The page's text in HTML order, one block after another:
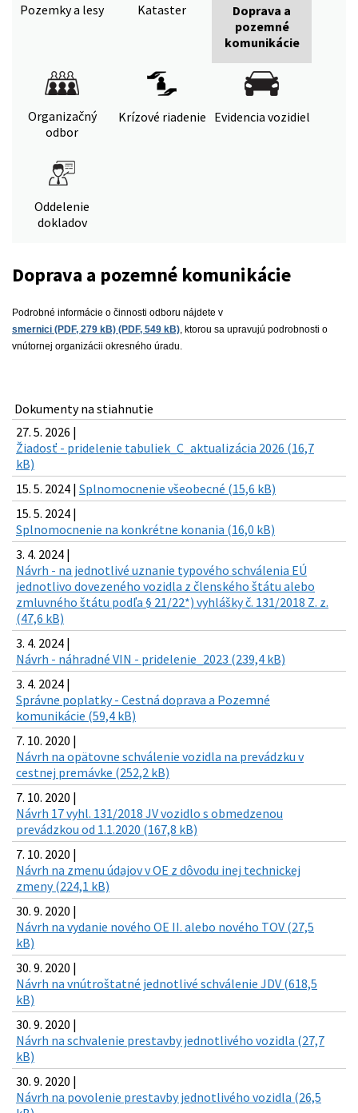
Pozemky a lesy Kataster
Doprava a
pozemné
komunikácie
Organizačný
odbor
Krízové riadenie Evidencia vozidiel
Oddelenie
dokladov
Doprava a pozemné komunikácie
Podrobné informácie o činnosti odboru nájdete v
smernici (PDF, 279 kB) (PDF, 549 kB), ktorou sa upravujú podrobnosti o
vnútornej organizácii okresného úradu.
Dokumenty na stiahnutie
27. 5. 2026 |
Žiadosť - pridelenie tabuliek_C_aktualizácia 2026 (16,7
kB)
15. 5. 2024 | Splnomocnenie všeobecné (15,6 kB)
15. 5. 2024 |
Splnomocnenie na konkrétne konania (16,0 kB)
3. 4. 2024 |
Návrh - na jednotlivé uznanie typového schválenia EÚ
jednotlivo dovezeného vozidla z členského štátu alebo
zmluvného štátu podľa § 21/22*) vyhlášky č. 131/2018 Z. z.
(47,6 kB)
3. 4. 2024 |
Návrh - náhradné VIN - pridelenie_2023 (239,4 kB)
3. 4. 2024 |
Správne poplatky - Cestná doprava a Pozemné
komunikácie (59,4 kB)
7. 10. 2020 |
Návrh na opätovne schválenie vozidla na prevádzku v
cestnej premávke (252,2 kB)
7. 10. 2020 |
Návrh 17 vyhl. 131/2018 JV vozidlo s obmedzenou
prevádzkou od 1.1.2020 (167,8 kB)
7. 10. 2020 |
Návrh na zmenu údajov v OE z dôvodu inej technickej
zmeny (224,1 kB)
30. 9. 2020 |
Návrh na vydanie nového OE II. alebo nového TOV (27,5
kB)
30. 9. 2020 |
Návrh na vnútroštatné jednotlivé schválenie JDV (618,5
kB)
30. 9. 2020 |
Návrh na schvalenie prestavby jednotlivého vozidla (27,7
kB)
30. 9. 2020 |
Návrh na povolenie prestavby jednotlivého vozidla (26,5